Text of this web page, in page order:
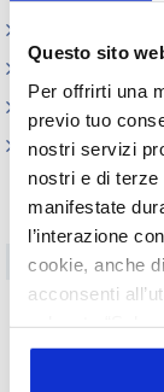
Questo sito
Per offrirti una
previo tuo
nostri servizi
nostri e di
manifestate
l’interazione
cookie, anche
acconsenti
o profilazione
“Personalizza
Produzione e
REACH e CLP
Schede dati di
Autorizzazione
Mappa dell'uso